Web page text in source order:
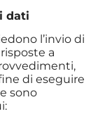
dati
l’invio di
a
di eseguire
sono